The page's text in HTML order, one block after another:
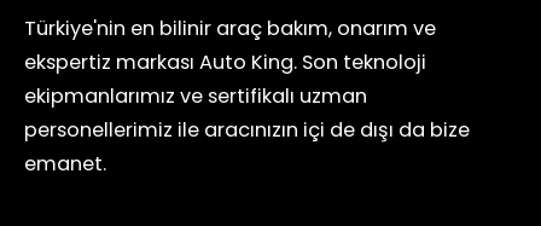
Türkiye'nin en bilinir araç bakım, onarım ve
ekspertiz markası Auto King. Son teknoloji
ekipmanlarımız ve sertifikalı uzman
personellerimiz ile aracınızın içi de dışı da bize
emanet.